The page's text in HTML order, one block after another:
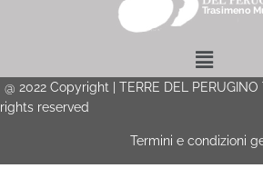
Menu
@ 2022 Copyright | TERRE DEL PERUGINO
rights reserved
Termini e condizioni